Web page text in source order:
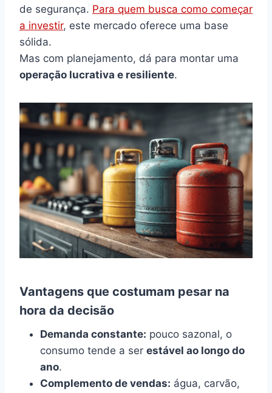
de segurança. Para quem busca como começar
a investir, este mercado oferece uma base
sólida.
Mas com planejamento, dá para montar uma
operação lucrativa e resiliente.
Vantagens que costumam pesar na
hora da decisão
Demanda constante: pouco sazonal, o
consumo tende a ser estável ao longo do
ano.
Complemento de vendas: água, carvão,